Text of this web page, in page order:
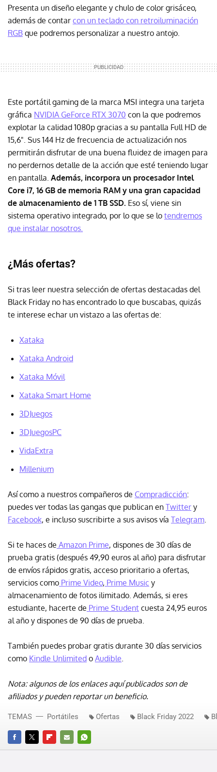
Presenta un diseño elegante y chulo de color grisáceo,
además de contar con un teclado con retroiluminación
RGB que podremos personalizar a nuestro antojo.
Este portátil gaming de la marca MSI integra una tarjeta
gráfica NVIDIA GeForce RTX 3070 con la que podremos
explotar la calidad 1080p gracias a su pantalla Full HD de
15,6". Sus 144 Hz de frecuencia de actualización nos
permitirán disfrutar de una buena fluidez de imagen para
no perdernos detalle de la acción que esté teniendo lugar
en pantalla. Además, incorpora un procesador Intel
Core i7, 16 GB de memoria RAM y una gran capacidad
de almacenamiento de 1 TB SSD. Eso sí, viene sin
sistema operativo integrado, por lo que se lo tendremos
que instalar nosotros.
¿Más ofertas?
Si tras leer nuestra selección de ofertas destacadas del
Black Friday no has encontrado lo que buscabas, quizás
te interese echar un vistazo a las ofertas de:
Xataka
Xataka Android
Xataka Móvil
Xataka Smart Home
3DJuegos
3DJuegosPC
VidaExtra
Millenium
Así como a nuestros compañeros de Compradicción:
puedes ver todas las gangas que publican en Twitter y
Facebook, e incluso suscribirte a sus avisos vía Telegram
Si te haces de Amazon Prime, dispones de 30 días de
prueba gratis (después 49,90 euros al año) para disfrutar
de envíos rápidos gratis, acceso prioritario a ofertas,
servicios como Prime Video, Prime Music y
almacenamiento de fotos ilimitado. Además, si eres
estudiante, hacerte de Prime Student cuesta 24,95 euros
al año y dispones de 90 días de prueba.
También puedes probar gratis durante 30 días servicios
como Kindle Unlimited o Audible
Nota: algunos de los enlaces aquí publicados son de
afiliados y pueden reportar un beneficio.
FACEBOOKTWITTERFLIPBOARD
E-
WHATSAPP
TEMAS Portátiles Ofertas Black Friday 2022